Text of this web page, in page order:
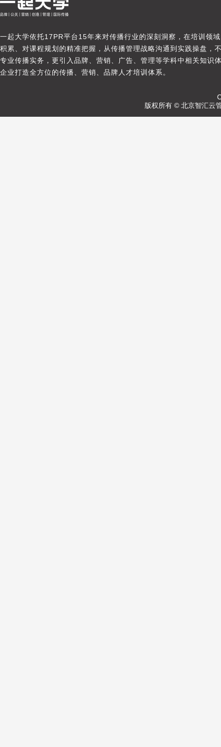
一起大学依托17PR平台15年来对传播行业的深刻洞察，在培训领
积累、对课程规划的精准把握，从传播管理战略沟通到实践操盘，
专业传播实务，更引入品牌、营销、广告、管理等学科中相关知识
企业打造全方位的传播、营销、品牌人才培训体系。
版权所有 © 北京智汇云